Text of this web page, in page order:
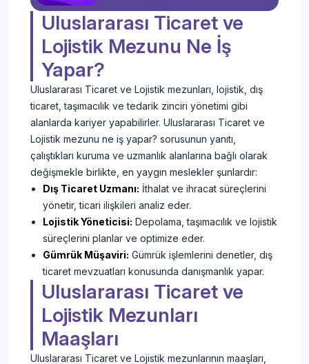
Uluslararası Ticaret ve
Lojistik Mezunu Ne İş
Yapar?
Uluslararası Ticaret ve Lojistik mezunları, lojistik, dış
ticaret, taşımacılık ve tedarik zinciri yönetimi gibi
alanlarda kariyer yapabilirler. Uluslararası Ticaret ve
Lojistik mezunu ne iş yapar? sorusunun yanıtı,
çalıştıkları kuruma ve uzmanlık alanlarına bağlı olarak
değişmekle birlikte, en yaygın meslekler şunlardır:
Dış Ticaret Uzmanı: İthalat ve ihracat süreçlerini
yönetir, ticari ilişkileri analiz eder.
Lojistik Yöneticisi: Depolama, taşımacılık ve lojistik
süreçlerini planlar ve optimize eder.
Gümrük Müşaviri: Gümrük işlemlerini denetler, dış
ticaret mevzuatları konusunda danışmanlık yapar.
Uluslararası Ticaret ve
Lojistik Mezunları
Maaşları
Uluslararası Ticaret ve Lojistik mezunlarının maaşları,